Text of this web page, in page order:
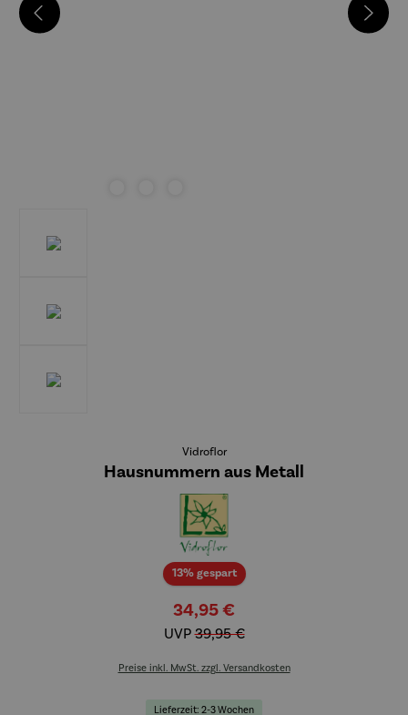
Vidroflor
Hausnummern aus Metall
13% gespartRabatt
34,95 €
UVP39,95 €
Preise inkl. MwSt. zzgl. Versandkosten
Lieferzeit: 2-3 Wochen